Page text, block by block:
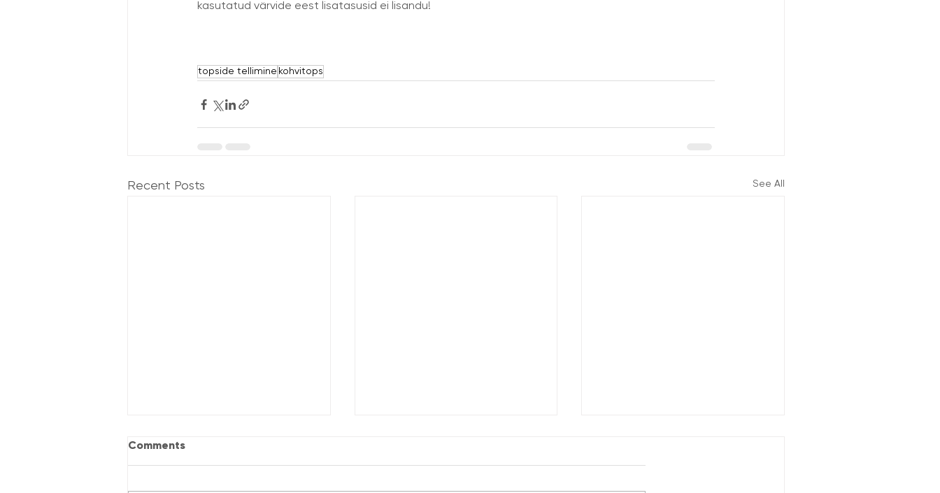
kasutatud värvide eest lisatasusid ei lisandu!
topside tellimine kohvitops
Recent Posts See All
Comments